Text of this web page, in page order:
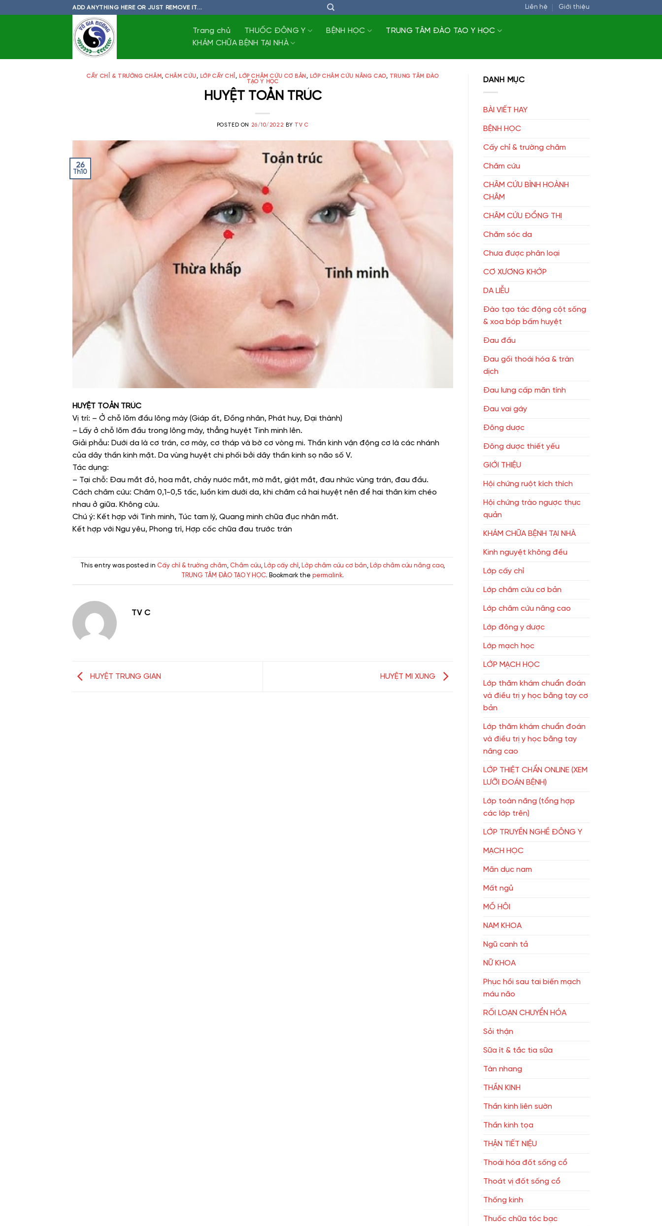
ADD ANYTHING HERE OR JUST REMOVE IT... Liên hệ Giới thiệu
Trang chủ THUỐC ĐÔNG Y BỆNH HỌC
TRUNG TÂM ĐÀO TẠO Y HỌC
KHÁM CHỮA BỆNH TẠI NHÀ
CẤY CHỈ & TRƯỜNG CHÂM ,CHÂM CỨU, LỚP CẤY CHỈ , LỚP CHÂM CỨU CƠ BẢN , LỚP CHÂM CỨU NÂNG CAO, TRUNG TÂM ĐÀO
TẠO Y HỌC
HUYỆT TOẢN TRÚC
POSTED ON 26/10/2022 BY TV C
26
Th10
HUYỆT TOẢN TRÚC
Vị trí: – Ở chỗ lõm đầu lông mày (Giáp ất, Đồng nhân, Phát huy, Đại thành)
– Lấy ở chỗ lõm đầu trong lông mày, thẳng huyệt Tinh minh lên.
Giải phẫu: Dưới da là cơ trán, cơ mày, cơ tháp và bờ cơ vòng mi. Thần kinh vận động cơ là các nhánh
của dây thần kinh mặt. Da vùng huyệt chi phối bởi dây thần kinh sọ não số V.
Tác dụng:
– Tại chỗ: Đau mắt đỏ, hoa mắt, chảy nước mắt, mờ mắt, giật mắt, đau nhức vùng trán, đau đầu.
Cách châm cứu: Châm 0,1-0,5 tấc, luồn kim dưới da, khi châm cả hai huyệt nên để hai thân kim chéo
nhau ở giữa. Không cứu.
Chú ý: Kết hợp với Tinh minh, Túc tam lý, Quang minh chữa đục nhân mắt.
Kết hợp với Ngư yêu, Phong trì, Hợp cốc chữa đau trước trán
This entry was posted in Cấy chỉ & trường châm, Châm cứu, Lớp cấy chỉ, Lớp châm cứu cơ bản, Lớp châm cứu nâng cao,
TRUNG TÂM ĐÀO TẠO Y HỌC. Bookmark thepermalink.
TV C
HUYỆT TRUNG GIAN HUYỆT MI XUNG
DANH MỤC
BÀI VIẾT HAY
BỆNH HỌC
Cấy chỉ & trường châm
Châm cứu
CHÂM CỨU BÌNH HOÀNH
CHÂM
CHÂM CỨU ĐỔNG THỊ
Chăm sóc da
Chưa được phân loại
CƠ XƯƠNG KHỚP
DA LIỄU
Đào tạo tác động cột sống
& xoa bóp bấm huyệt
Đau đầu
Đau gối thoái hóa & tràn
dịch
Đau lưng cấp mãn tính
Đau vai gáy
Đông dược
Đông dược thiết yếu
GIỚI THIỆU
Hội chứng ruột kích thích
Hội chứng trào ngược thực
quản
KHÁM CHỮA BỆNH TẠI NHÀ
Kinh nguyệt không đều
Lớp cấy chỉ
Lớp châm cứu cơ bản
Lớp châm cứu nâng cao
Lớp đông y dược
Lớp mạch học
LỚP MẠCH HỌC
Lớp thăm khám chuẩn đoán
và điều trị y học bằng tay cơ
bản
Lớp thăm khám chuẩn đoán
và điều trị y học bằng tay
nâng cao
LỚP THIỆT CHẨN ONLINE (XEM
LƯỠI ĐOÁN BỆNH)
Lớp toàn năng (tổng hợp
các lớp trên)
LỚP TRUYỀN NGHỀ ĐÔNG Y
MẠCH HỌC
Mãn dục nam
Mất ngủ
MỒ HÔI
NAM KHOA
Ngũ canh tả
NỮ KHOA
Phục hồi sau tai biến mạch
máu não
RỐI LOẠN CHUYỂN HÓA
Sỏi thận
Sữa ít & tắc tia sữa
Tàn nhang
THẦN KINH
Thần kinh liên sườn
Thần kinh tọa
THẬN TIẾT NIỆU
Thoái hóa đốt sống cổ
Thoát vị đốt sống cổ
Thống kinh
Thuốc chữa tóc bạc